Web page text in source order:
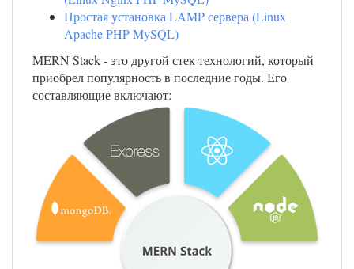
Простая установка LAMP сервера (Linux
Apache PHP MySQL)
MERN Stack - это другой стек технологий, который
приобрел популярность в последние годы. Его
составляющие включают: